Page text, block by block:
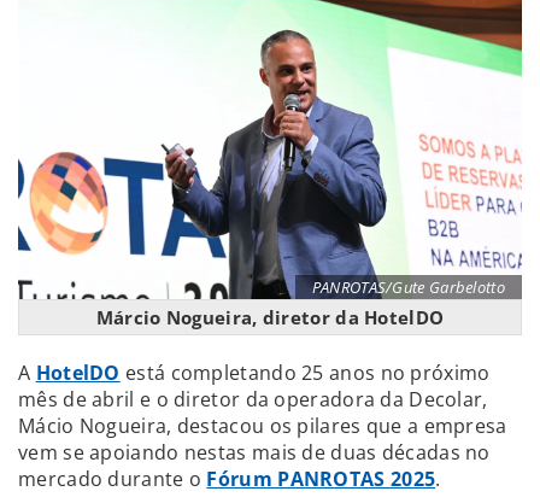
PANROTAS/Gute Garbelotto
Márcio Nogueira, diretor da HotelDO
A HotelDO está completando 25 anos no próximo
mês de abril e o diretor da operadora da Decolar,
Mácio Nogueira, destacou os pilares que a empresa
vem se apoiando nestas mais de duas décadas no
mercado durante o Fórum PANROTAS 2025.